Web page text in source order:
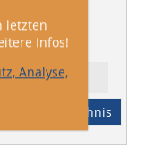
Inhaltsverzeichnis
letzten
Infos!
Analyse,